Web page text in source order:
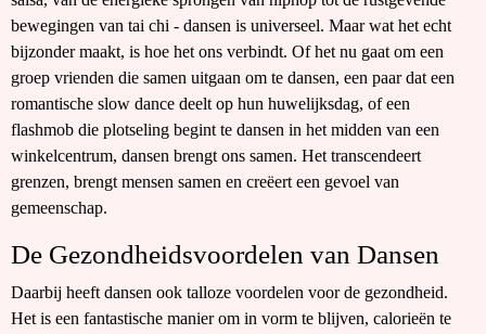
bewegingen van tai chi - dansen is universeel. Maar wat het echt
bijzonder maakt, is hoe het ons verbindt. Of het nu gaat om een
groep vrienden die samen uitgaan om te dansen, een paar dat een
romantische slow dance deelt op hun huwelijksdag, of een
flashmob die plotseling begint te dansen in het midden van een
winkelcentrum, dansen brengt ons samen. Het transcendeert
grenzen, brengt mensen samen en creëert een gevoel van
gemeenschap.
De Gezondheidsvoordelen van Dansen
Daarbij heeft dansen ook talloze voordelen voor de gezondheid.
Het is een fantastische manier om in vorm te blijven, calorieën te